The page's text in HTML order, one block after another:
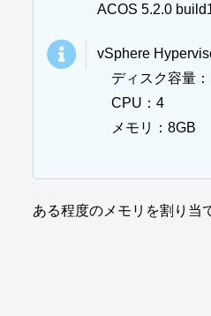
ACOS 5.2.0
vSphere
ディスク容量：
CPU：4
メモリ：8GB
ある程度のメモリを割り当